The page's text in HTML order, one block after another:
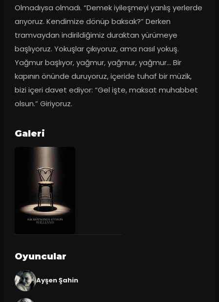
Olmadıysa olmadı. “Demek iyileşmeyi yanlış yerlerde
arıyoruz. Kendimize dönüp baksak?” Derken
tramvaydan indirildiğimiz duraktan yürümeye
başlıyoruz. Yokuşlar çıkıyoruz, ama nasıl yokuş.
Yağmur başlıyor, yağmur, yağmur, yağmur... Bir
kapının önünde duruyoruz, içeride tuhaf bir müzik,
bizi içeri davet ediyor: “Gel işte, maksat muhabbet
olsun.” Giriyoruz.
Galeri
Oyuncular
Ayşen Şahin